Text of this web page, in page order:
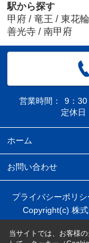
駅から探す
甲府 / 竜王 / 東花輪
善光寺 / 南甲府
営業時間：
9：30
定休日
ホーム
お問い合わせ
プライバシーポリシ
Copyright(c) 株
当サイトでは、お客様